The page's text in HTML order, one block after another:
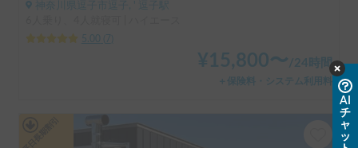
神奈川県逗子市逗子, ' 逗子駅
5.00
7
¥ 15,800〜/24時間
＋保険料・システム利用料
AI
チ
ャ
ッ